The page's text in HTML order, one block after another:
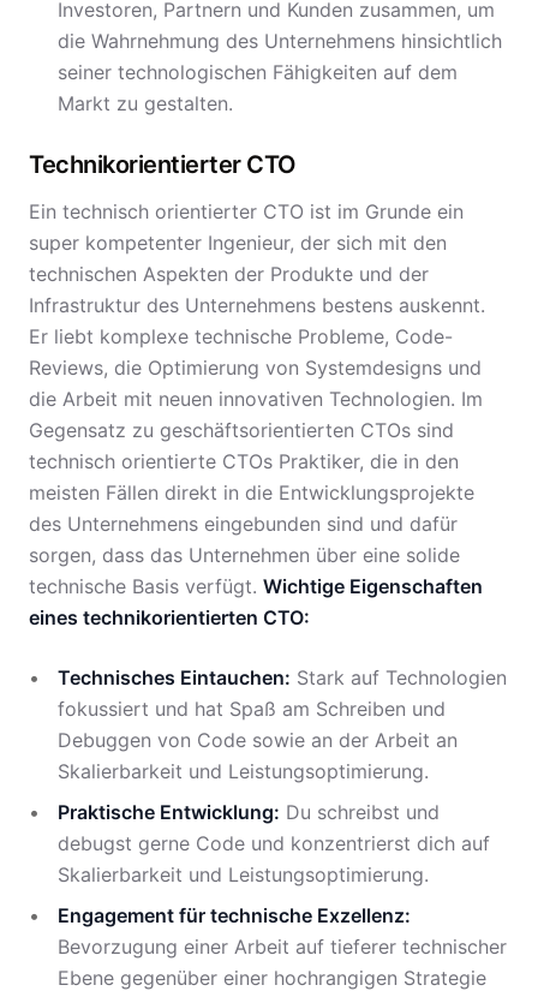
Investoren, Partnern und Kunden zusammen, um
die Wahrnehmung des Unternehmens hinsichtlich
seiner technologischen Fähigkeiten auf dem
Markt zu gestalten.
Technikorientierter CTO
Ein technisch orientierter CTO ist im Grunde ein
super kompetenter Ingenieur, der sich mit den
technischen Aspekten der Produkte und der
Infrastruktur des Unternehmens bestens auskennt.
Er liebt komplexe technische Probleme, Code-
Reviews, die Optimierung von Systemdesigns und
die Arbeit mit neuen innovativen Technologien. Im
Gegensatz zu geschäftsorientierten CTOs sind
technisch orientierte CTOs Praktiker, die in den
meisten Fällen direkt in die Entwicklungsprojekte
des Unternehmens eingebunden sind und dafür
sorgen, dass das Unternehmen über eine solide
technische Basis verfügt. Wichtige Eigenschaften
eines technikorientierten CTO:
Technisches Eintauchen: Stark auf Technologien
fokussiert und hat Spaß am Schreiben und
Debuggen von Code sowie an der Arbeit an
Skalierbarkeit und Leistungsoptimierung.
Praktische Entwicklung: Du schreibst und
debugst gerne Code und konzentrierst dich auf
Skalierbarkeit und Leistungsoptimierung.
Engagement für technische Exzellenz:
Bevorzugung einer Arbeit auf tieferer technischer
Ebene gegenüber einer hochrangigen Strategie